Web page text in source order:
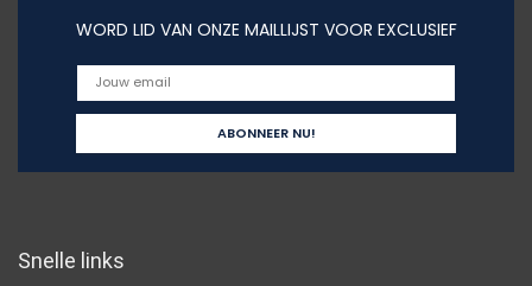
WORD LID VAN ONZE MAILLIJST VOOR EXCLUSIEF
Snelle links